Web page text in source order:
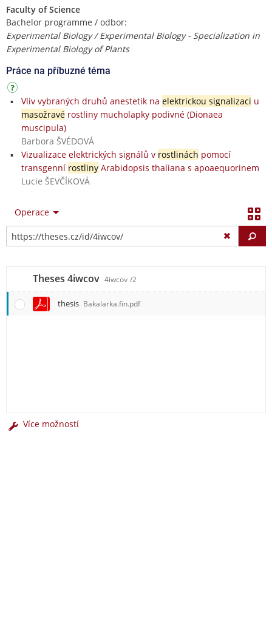
Faculty of Science
Bachelor programme / odbor:
Experimental Biology / Experimental Biology - Specialization in
Experimental Biology of Plants
Práce na příbuzné téma
Vliv vybraných druhů anestetik na elektrickou signalizaci u
masožravérostliny mucholapky podivné (Dionaea
muscipula)
Barbora ŠVÉDOVÁ
Vizualizace elektrických signálů v rostlinách pomocí
transgenní rostlinyArabidopsis thaliana s apoaequorinem
Lucie ŠEVČÍKOVÁ
Operace
Theses 4iwcov 4iwcov /2
thesis Bakalarka.fin.pdf
Více možností